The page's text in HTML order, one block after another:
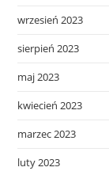
wrzesień 2023
sierpień 2023
maj 2023
kwiecień 2023
marzec 2023
luty 2023